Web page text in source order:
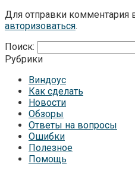
Для отправки комментария
авторизоваться.
Поиск:
Рубрики
Виндоус
Как сделать
Новости
Обзоры
Ответы на вопросы
Ошибки
Полезное
Помощь